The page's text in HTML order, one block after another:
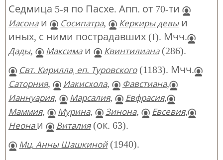
Седмица 5-я по Пасхе. Апп. от 70-ти
Иасонаи Сосипатра, Керкиры девыи
иных, с ними пострадавших (I). Мчч.
Дады, Максимаи Квинтилиана(286).
Свт. Кирилла, еп. Туровского(1183). Мчч.
Саторния, Иакисхола, Фавстиана,
Ианнуария, Марсалия, Евфрасия,
Маммия, Мурина, Зинона, Евсевия,
Неона и Виталия(ок. 63).
Мц. Анны Шашкиной(1940).